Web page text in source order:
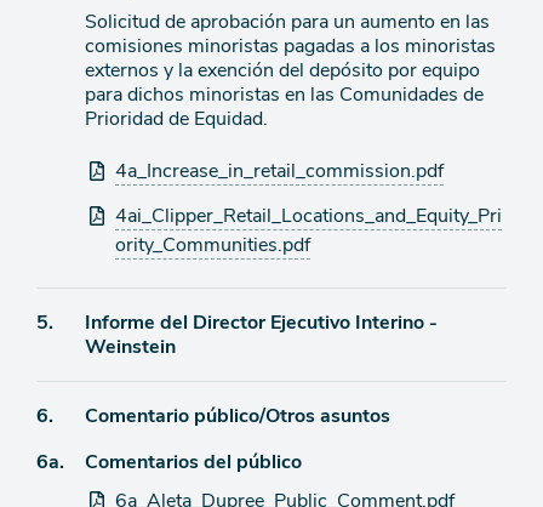
Solicitud de aprobación para un aumento en las
comisiones minoristas pagadas a los minoristas
externos y la exención del depósito por equipo
para dichos minoristas en las Comunidades de
Prioridad de Equidad.
Archivos
adjuntos
4a_Increase_in_retail_commission.pdf
4ai_Clipper_Retail_Locations_and_Equity_Pri
ority_Communities.pdf
Ítem
5.
Informe del Director Ejecutivo Interino -
Weinstein
Ítem
de
agenda
6.
Comentario público/Otros asuntos
Ítem
6a.
Comentarios del público
Archivos
6a_Aleta_Dupree_Public_Comment.pdf